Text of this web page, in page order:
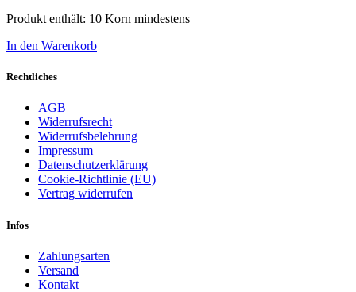
Produkt enthält: 10 Korn mindestens
In den Warenkorb
Rechtliches
AGB
Widerrufsrecht
Widerrufsbelehrung
Impressum
Datenschutzerklärung
Cookie-Richtlinie (EU)
Vertrag widerrufen
Infos
Zahlungsarten
Versand
Kontakt